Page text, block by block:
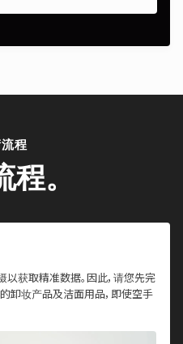
程
。
获取精准数据。因此，请您先完
卸妆产品及洁面用品，即使空手